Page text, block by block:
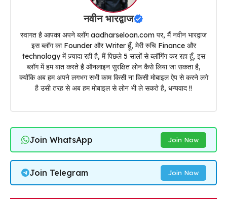
नवीन भारद्वाज
स्वागत है आपका अपने ब्लॉग aadharseloan.com पर, मैं नवीन भारद्वाज
इस ब्लॉग का Founder और Writer हूँ, मेरी रुचि Finance और
technology में ज़्यादा रही है, मैं पिछले 5 सालों से ब्लॉगिंग कर रहा हूँ, इस
ब्लॉग में हम बात करते है ऑनलाइन सुरक्षित लोन कैसे लिया जा सकता है,
क्योंकि अब हम अपने लगभग सभी काम किसी ना किसी मोबाइल ऐप से करने लगे
है उसी तरह से अब हम मोबाइल से लोन भी ले सकते है, धन्यवाद !!
Join WhatsApp Join Now
Join Telegram Join Now